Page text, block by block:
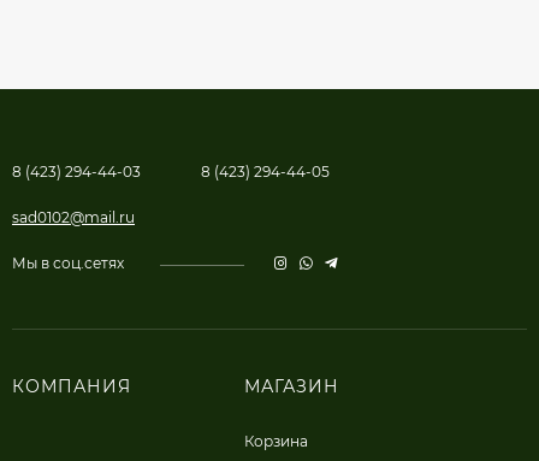
8 (423) 294-44-03 8 (423) 294-44-05
sad0102@mail.ru
Мы в соц.сетях
КОМПАНИЯ МАГАЗИН
Корзина